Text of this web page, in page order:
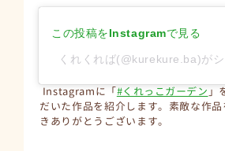
この投稿をInstagramで見る
くれくれば(@kurekure.ba)が
Instagramに「#くれっこガーデン 」
だいた作品を紹介します。素敵な作
きありがとうございます。